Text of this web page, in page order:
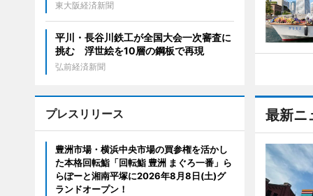
最新ニ
東大阪経済新聞
平川・長谷川鉄工が全国大会一次審査に
挑む 浮世絵を10層の鋼板で再現
弘前経済新聞
プレスリリース
豊洲市場・横浜中央市場の買参権を活かし
た本格回転鮨「回転鮨 豊洲 まぐろ一番」ら
らぽーと湘南平塚に2026年8月8日(土)グ
ランドオープン！